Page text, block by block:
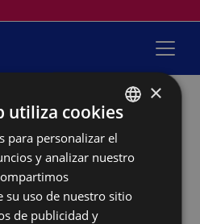
clases de
perspectiva
BASQUE
SPANISH
×
utiliza cookies
para personalizar el
y analizar nuestro
su uso de nuestro sitio
de publicidad y